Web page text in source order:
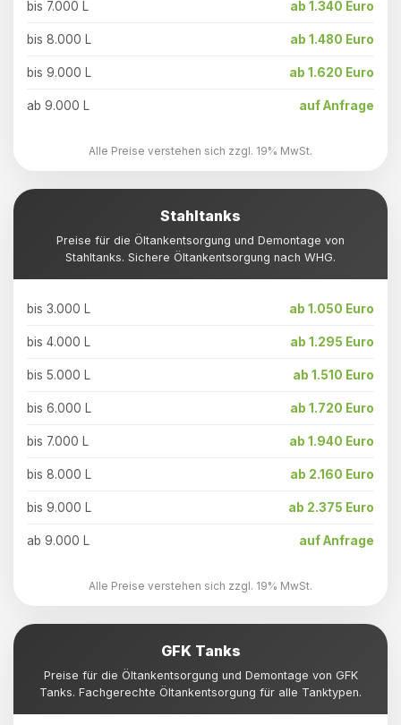
bis 7.000 L ab 1.340 Euro
bis 8.000 L ab 1.480 Euro
bis 9.000 L ab 1.620 Euro
ab 9.000 L auf Anfrage
Alle Preise verstehen sich zzgl. 19% MwSt.
Stahltanks
Preise für die Öltankentsorgung und Demontage von
Stahltanks. Sichere Öltankentsorgung nach WHG.
bis 3.000 L ab 1.050 Euro
bis 4.000 L ab 1.295 Euro
bis 5.000 L ab 1.510 Euro
bis 6.000 L ab 1.720 Euro
bis 7.000 L ab 1.940 Euro
bis 8.000 L ab 2.160 Euro
bis 9.000 L ab 2.375 Euro
ab 9.000 L auf Anfrage
Alle Preise verstehen sich zzgl. 19% MwSt.
GFK Tanks
Preise für die Öltankentsorgung und Demontage von GFK
Tanks. Fachgerechte Öltankentsorgung für alle Tanktypen.